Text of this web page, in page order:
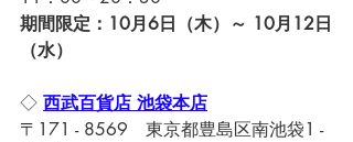
期間限定：10月6日（木）～ 10月12日
（水）
◇ 西武百貨店 池袋本店
〒 171 - 8569
東京都豊島区南池袋1 -